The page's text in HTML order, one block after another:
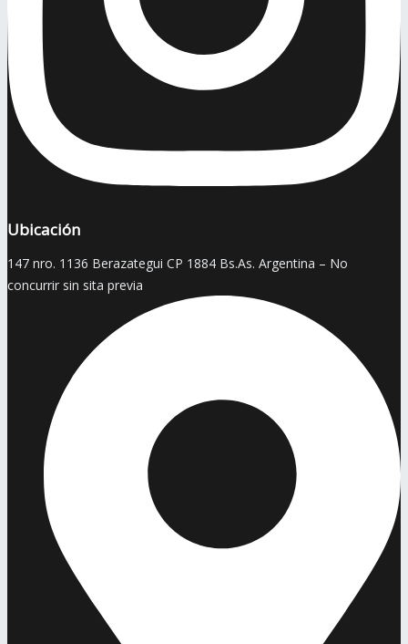
Ubicación
147 nro. 1136 Berazategui CP 1884 Bs.As. Argentina – No
concurrir sin sita previa